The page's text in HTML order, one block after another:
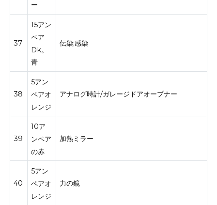
ー
37
15アン
ペア
Dk。
青
伝染;感染
38
5アン
ペアオ
レンジ
アナログ時計/ガレージドアオープナー
39
10ア
ンペア
の赤
加熱ミラー
40
5アン
ペアオ
レンジ
力の鏡